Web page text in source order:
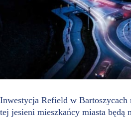
Inwestycja Refield w Bartoszycach
tej jesieni mieszkańcy miasta będą